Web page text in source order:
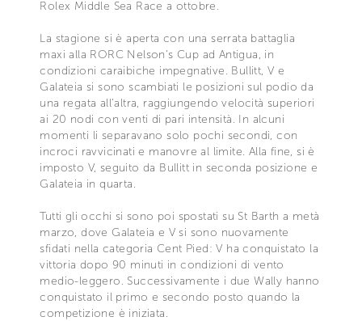
Rolex Middle Sea Race a ottobre.
La stagione si è aperta con una serrata battaglia
maxi alla RORC Nelson’s Cup ad Antigua, in
condizioni caraibiche impegnative. Bullitt, V e
Galateia si sono scambiati le posizioni sul podio da
una regata all’altra, raggiungendo velocità superiori
ai 20 nodi con venti di pari intensità. In alcuni
momenti li separavano solo pochi secondi, con
incroci ravvicinati e manovre al limite. Alla fine, si è
imposto V, seguito da Bullitt in seconda posizione e
Galateia in quarta.
Tutti gli occhi si sono poi spostati su St Barth a metà
marzo, dove Galateia e V si sono nuovamente
sfidati nella categoria Cent Pied: V ha conquistato la
vittoria dopo 90 minuti in condizioni di vento
medio-leggero. Successivamente i due Wally hanno
conquistato il primo e secondo posto quando la
competizione è iniziata.